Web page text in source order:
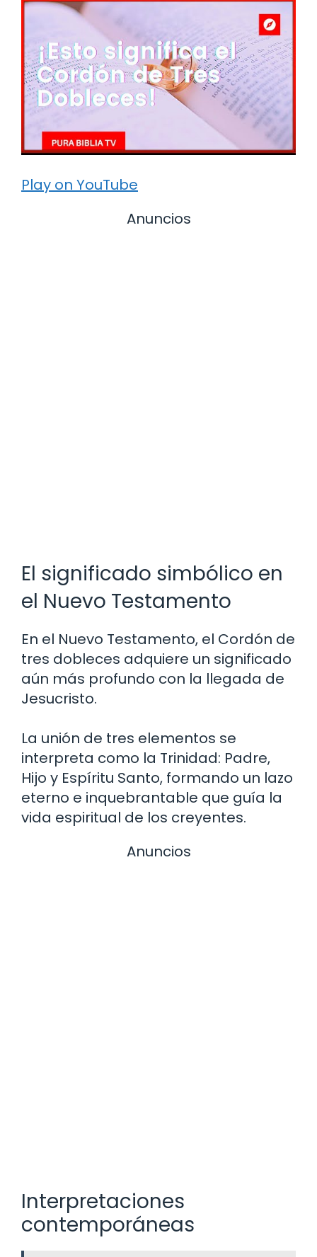
Play on YouTube
Anuncios
El significado simbólico en
el Nuevo Testamento
En el Nuevo Testamento, el Cordón de
tres dobleces adquiere un significado
aún más profundo con la llegada de
Jesucristo.
La unión de tres elementos se
interpreta como la Trinidad: Padre,
Hijo y Espíritu Santo, formando un lazo
eterno e inquebrantable que guía la
vida espiritual de los creyentes.
Anuncios
Interpretaciones
contemporáneas